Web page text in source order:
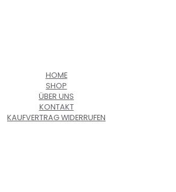
HOME
SHOP
ÜBER UNS
KONTAKT
KAUFVERTRAG WIDERRUFEN